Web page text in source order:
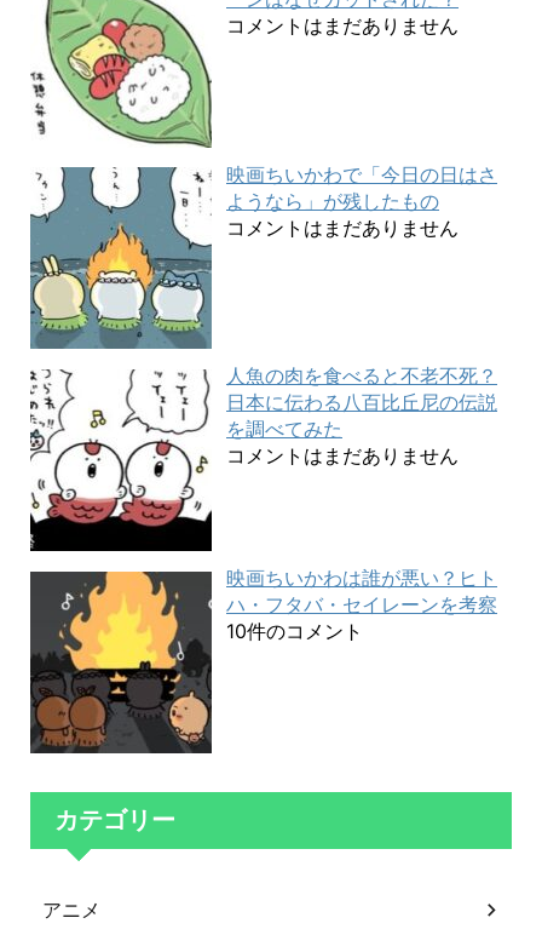
コメントはまだありません
映画ちいかわで「今日の日はさ
ようなら」が残したもの
コメントはまだありません
人魚の肉を食べると不老不死？
日本に伝わる八百比丘尼の伝説
を調べてみた
コメントはまだありません
映画ちいかわは誰が悪い？ヒト
ハ・フタバ・セイレーンを考察
10件のコメント
カテゴリー
アニメ